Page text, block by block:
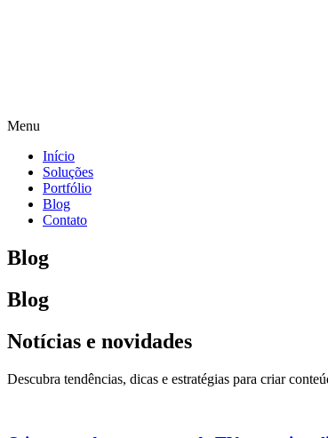
Menu
Início
Soluções
Portfólio
Blog
Contato
Blog
Blog
Notícias e novidades
Descubra tendências, dicas e estratégias para criar